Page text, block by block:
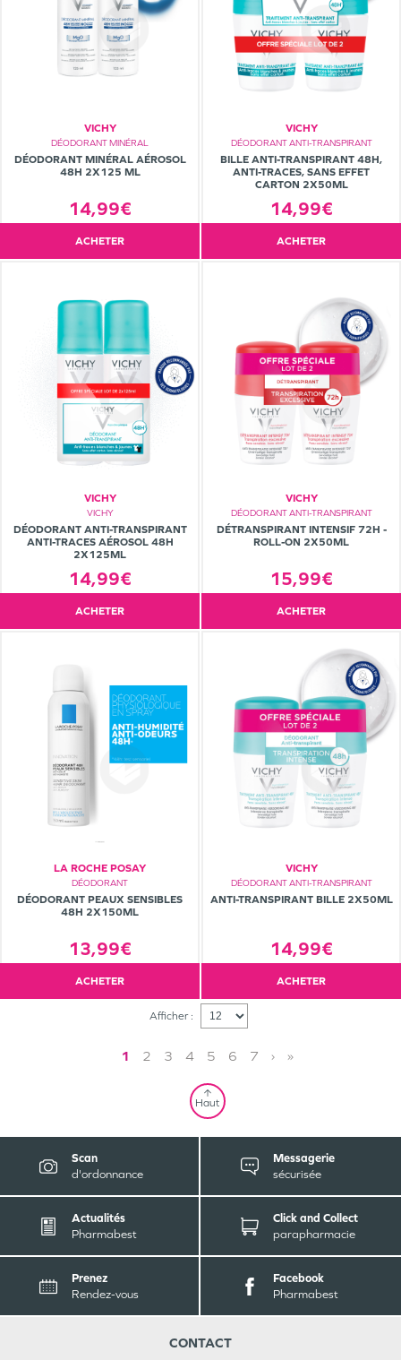
VICHY
DÉODORANT MINÉRAL
DÉODORANT MINÉRAL AÉROSOL
48H 2X125 ML
14,99€
ACHETER
VICHY
DÉODORANT ANTI-TRANSPIRANT
BILLE ANTI-TRANSPIRANT 48H,
ANTI-TRACES, SANS EFFET
CARTON 2X50ML
14,99€
ACHETER
VICHY
VICHY
DÉODORANT ANTI-TRANSPIRANT
ANTI-TRACES AÉROSOL 48H
2X125ML
14,99€
ACHETER
VICHY
DÉODORANT ANTI-TRANSPIRANT
DÉTRANSPIRANT INTENSIF 72H -
ROLL-ON 2X50ML
15,99€
ACHETER
LA ROCHE POSAY
DÉODORANT
DÉODORANT PEAUX SENSIBLES
48H 2X150ML
13,99€
ACHETER
VICHY
DÉODORANT ANTI-TRANSPIRANT
ANTI-TRANSPIRANT BILLE 2X50ML
14,99€
ACHETER
Afficher :
1 2 3 4 5 6 7 › »
Haut
Scan
d'ordonnance
Messagerie
sécurisée
Actualités
Pharmabest
Click and Collect
parapharmacie
Prenez
Rendez-vous
Facebook
Pharmabest
CONTACT